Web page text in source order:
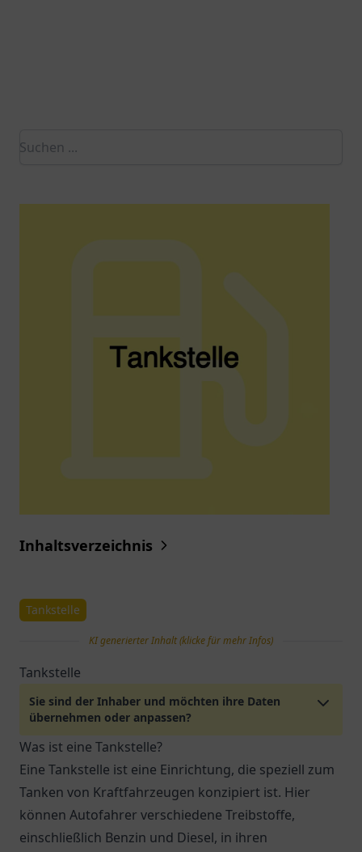
Inhaltsverzeichnis
Tankstelle
KI generierter Inhalt (klicke für mehr Infos)
Tankstelle
Sie sind der Inhaber und möchten ihre Daten
übernehmen oder anpassen?
Was ist eine Tankstelle?
Eine Tankstelle ist eine Einrichtung, die speziell zum
Tanken von Kraftfahrzeugen konzipiert ist. Hier
können Autofahrer verschiedene Treibstoffe,
einschließlich Benzin und Diesel, in ihren